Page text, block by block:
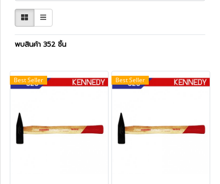
พบสินค้า 352 ชิ้น
Best Seller Best Seller